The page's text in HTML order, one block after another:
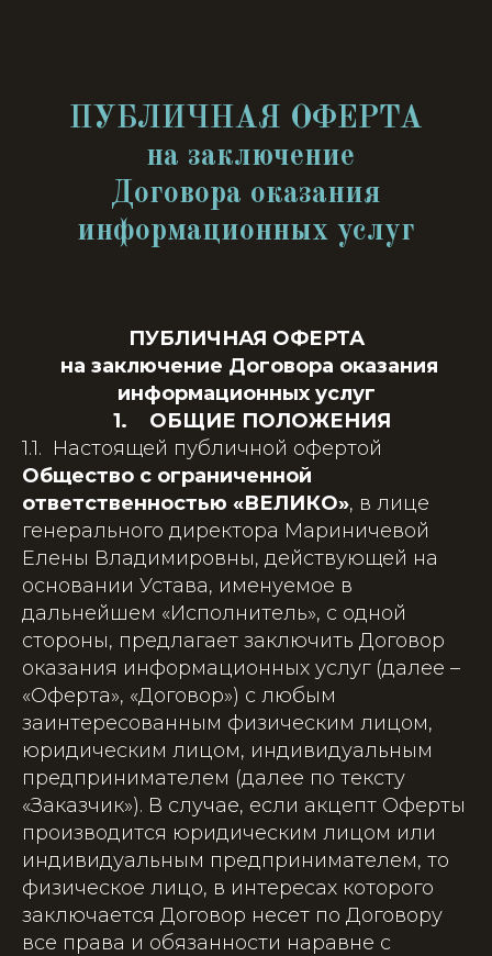
ПУБЛИЧНАЯ ОФЕРТА
на заключение
Договора оказания
информационных услуг
ПУБЛИЧНАЯ ОФЕРТА
на заключение Договора оказания
информационных услуг
1. ОБЩИЕ ПОЛОЖЕНИЯ
1.1. Настоящей публичной офертой
Общество с ограниченной
ответственностью «ВЕЛИКО», в лице
генерального директора Мариничевой
Елены Владимировны, действующей на
основании Устава, именуемое в
дальнейшем «Исполнитель», с одной
стороны, предлагает заключить Договор
оказания информационных услуг (далее –
«Оферта», «Договор») с любым
заинтересованным физическим лицом,
юридическим лицом, индивидуальным
предпринимателем (далее по тексту
«Заказчик»). В случае, если акцепт Оферты
производится юридическим лицом или
индивидуальным предпринимателем, то
физическое лицо, в интересах которого
заключается Договор несет по Договору
все права и обязанности наравне с